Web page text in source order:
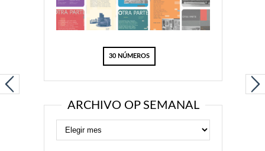
30 NÚMEROS
ARCHIVO OP SEMANAL